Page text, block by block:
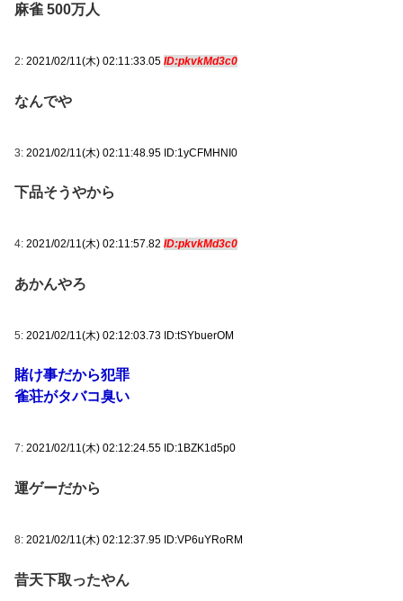
麻雀 500万人
2: 2021/02/11(木) 02:11:33.05 ID:pkvkMd3c0
なんでや
3: 2021/02/11(木) 02:11:48.95 ID:1yCFMHNI0
下品そうやから
4: 2021/02/11(木) 02:11:57.82 ID:pkvkMd3c0
あかんやろ
5: 2021/02/11(木) 02:12:03.73 ID:tSYbuerOM
賭け事だから犯罪
雀荘がタバコ臭い
7: 2021/02/11(木) 02:12:24.55 ID:1BZK1d5p0
運ゲーだから
8: 2021/02/11(木) 02:12:37.95 ID:VP6uYRoRM
昔天下取ったやん